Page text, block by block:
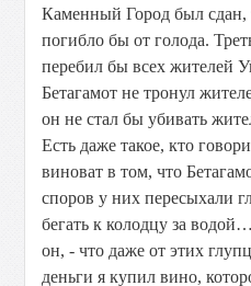
Каменный Город был сдан,
погибло бы от голода.
перебил бы всех жителей
Бетагамот не тронул
он не стал бы убивать
Есть даже такое, кто
виноват в том, что
споров у них пересыхали
бегать к колодцу за
он, - что даже от этих
деньги я купил вино,